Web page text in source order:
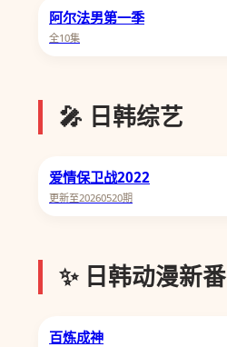
阿尔法男第一季
全10集
🎤 日韩综艺
爱情保卫战2022
更新至20260520期
✨ 日韩动漫新番
百炼成神